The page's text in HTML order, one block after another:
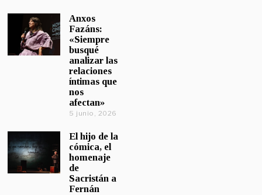
Anxos
Fazáns:
«Siempre
busqué
analizar las
relaciones
íntimas que
nos
afectan»
5 junio, 2026
El hijo de la
cómica, el
homenaje
de
Sacristán a
Fernán